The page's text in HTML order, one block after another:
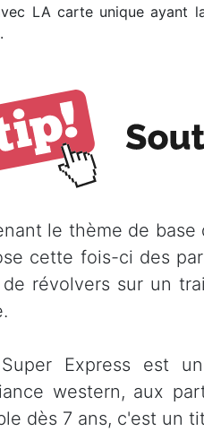
LA carte unique ayant
le thème de
cette fois-ci des
révolvers sur un
Express est
western, aux
dès 7 ans, c'est un